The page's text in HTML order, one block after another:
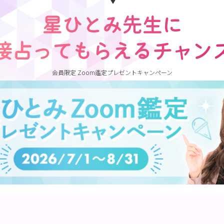
星ひとみ先生に
占ってもらえるチャン
会員限定 Zoom鑑定プレゼントキャンペーン